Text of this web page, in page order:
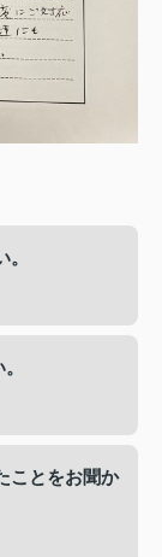
。
ことをお聞か